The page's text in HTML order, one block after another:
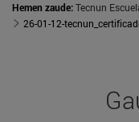
Hemen zaude:Tecnun
26-01-12-